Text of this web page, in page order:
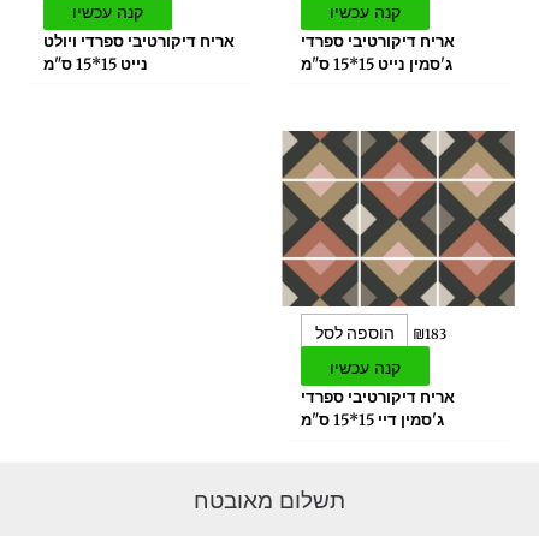
קנה עכשיו
אריח דיקורטיבי ספרדי
ג'סמין נייט 15*15 ס"מ
קנה עכשיו
אריח דיקורטיבי ספרדי ויולט
נייט 15*15 ס"מ
₪183 הוספה לסל
קנה עכשיו
אריח דיקורטיבי ספרדי
ג'סמין דיי 15*15 ס"מ
תשלום מאובטח